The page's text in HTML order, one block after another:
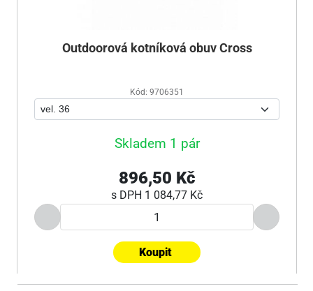
Outdoorová kotníková obuv Cross
Kód: 9706351
Skladem 1 pár
896,50 Kč
s DPH 1 084,77 Kč
Koupit